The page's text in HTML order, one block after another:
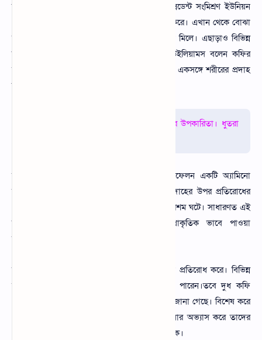
বিভিন্ন গবেষণায় দেখা গেছে প্রোটিন ও অ্যান্টিঅক্সিডেন্ট সংমিশ্রণ ইউনিয়ন
কোষগুলোকে এন্টিনাল বৈশিষ্ট্য বৃদ্ধি করতে সাহায্য করে। এখান থেকে বোঝা
যায় যে দুধ কফি খাওয়ার মাধ্যমে স্বাস্থ্য উপকারিতা মিলে। এছাড়াও বিভিন্ন
চিকিৎসা বিজ্ঞান অনুষদের ভেটেরিনারি চিকিৎসক উইলিয়ামস বলেন কফির
মধ্যে উপস্থিত পলিফেনল এবং দুধে প্রোটিন থাকে যা একসঙ্গে শরীরের প্রদাহ
কালো ধুতরা গাছের শিকড়ের উপকারিতা। ধুতরা
আরো অধ্যাপক মারিয়ান লিসেন লুন্ড জানান পলিফেলন একটি অ্যামিনো
অ্যাসিডের সঙ্গে বিক্রিয়া করে ইউনিয়ন কোষকে প্রদাহের উপর প্রতিরোধের
প্রভাব বাড়াই। যার ফলে আর্থাইটিস এর প্রবাহের উপশম ঘটে। সাধারণত এই
দুধ ও কফির মধ্যে রয়েছে যে উপাদানটি প্রাকৃতিক ভাবে পাওয়া
যা মানুষের রাসায়নিক পদার্থ অঙ্গগুলোর অক্সিডেশন প্রতিরোধ করে। বিভিন্ন
স্বাস্থ্য উপকারিতা পেতে দুধ কফি একসাথে খেতে পারেন।তবে দুধ কফি
খাওয়ার কিছু স্বাস্থ্য ঝুঁকি রয়েছে যা বিভিন্ন গবেষণায় জানা গেছে। বিশেষ করে
যে সকল মানুষ সকালে খালি পেটে দুধ কফি খাওয়ার অভ্যাস করে তাদের
গ্যাস্ট্রিক পেটের অম্বল এবং এ ধরনের সমস্যা হয়ে থাকে।